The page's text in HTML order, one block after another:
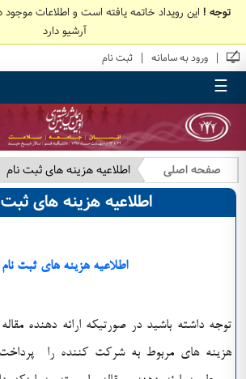
توجه ! این رویداد خاتمه یافته است و اطلاعات
آرشیو دارد
| ورود به سامانه | ثبت نام
☰
صفحه اصلی اطلاعيه هزينه های ثبت نام
اطلاعيه هزينه های
اطلاعيه هزينه هاي ثبت نام
توجه داشته باشيد در صورتيکه ارائه دهنده
هزينه هاي مربوط به شرکت کننده را پرداخت